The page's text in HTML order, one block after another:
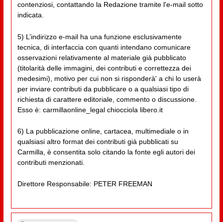
contenziosi, contattando la Redazione tramite l'e-mail sotto
indicata.
5) L’indirizzo e-mail ha una funzione esclusivamente
tecnica, di interfaccia con quanti intendano comunicare
osservazioni relativamente al materiale già pubblicato
(titolarità delle immagini, dei contributi e correttezza dei
medesimi), motivo per cui non si risponderà' a chi lo userà
per inviare contributi da pubblicare o a qualsiasi tipo di
richiesta di carattere editoriale, commento o discussione.
Esso è: carmillaonline_legal chiocciola libero.it
6) La pubblicazione online, cartacea, multimediale o in
qualsiasi altro format dei contributi già pubblicati su
Carmilla, è consentita solo citando la fonte egli autori dei
contributi menzionati.
Direttore Responsabile: PETER FREEMAN